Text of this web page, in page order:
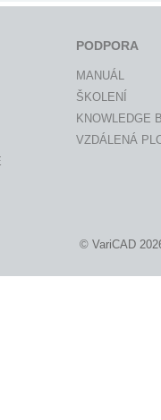
PODPORA
MANUÁL
ŠKOLENÍ
KNOWLEDGE
VZDÁLENÁ
© VariCAD